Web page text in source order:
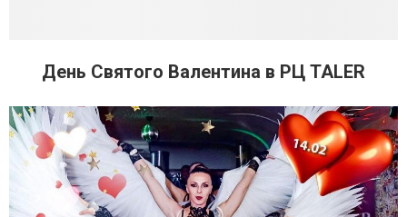
День Святого Валентина в РЦ TALER